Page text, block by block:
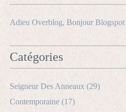
Adieu Overblog, Bonjour Blogspot
Catégories
Seigneur Des Anneaux (29)
Contemporaine (17)